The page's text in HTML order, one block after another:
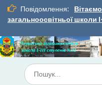
Перейти
вмісту
Повідомлення:
загальноосвітньої школи
Шукати: